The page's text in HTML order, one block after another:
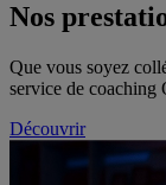
Nos
Que vous soyez
service de
Découvrir